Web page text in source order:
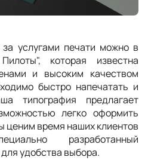
услугами печати можно в
которая известна
и высоким качеством
быстро напечатать и
типография предлагает
легко оформить
ценим время наших клиентов
разработанный
удобства выбора.